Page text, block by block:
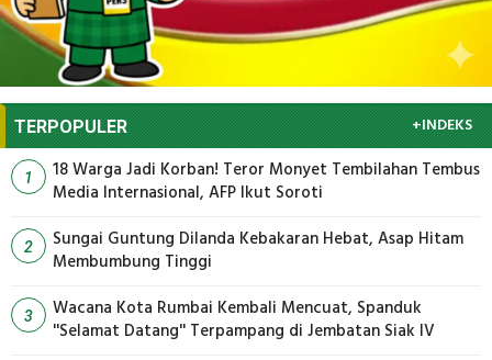
TERPOPULER +INDEKS
1
18 Warga Jadi Korban! Teror Monyet Tembilahan Tembus
Media Internasional, AFP Ikut Soroti
2
Sungai Guntung Dilanda Kebakaran Hebat, Asap Hitam
Membumbung Tinggi
3
Wacana Kota Rumbai Kembali Mencuat, Spanduk
''Selamat Datang'' Terpampang di Jembatan Siak IV